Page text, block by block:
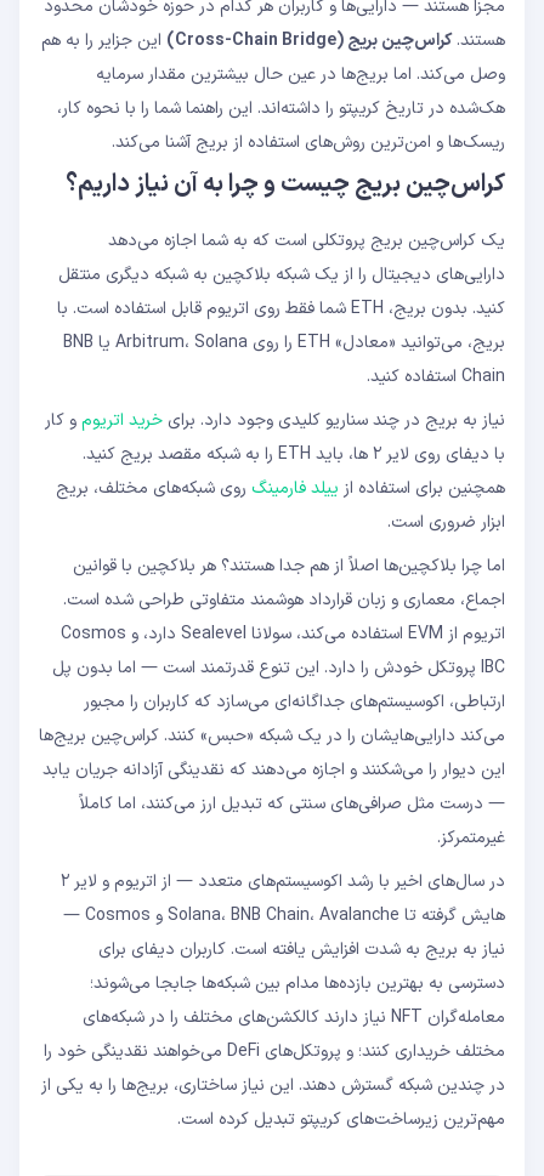
کراس‌چین بریج چیست؟
آیا بریج امن است؟
امن‌ترین بریج کدام است؟
چرا بریج از L2 به L1 ۷ روز طول می‌کشد؟
کارمزد بریج چقدر است؟
مجزا هستند — دارایی‌ها و کاربران هر کدام در حوزه خودشان محدود
هستند.کراس‌چین بریج (Cross-Chain Bridge)
این جزایر را به هم
وصل می‌کند. اما بریج‌ها در عین حال بیشترین مقدار سرمایه
هک‌شده در تاریخ کریپتو را داشته‌اند. این راهنما شما را با نحوه کار،
ریسک‌ها و امن‌ترین روش‌های استفاده از بریج آشنا می‌کند.
کراس‌چین بریج چیست و چرا به آن نیاز داریم؟
یک کراس‌چین بریج پروتکلی است که به شما اجازه می‌دهد
دارایی‌های دیجیتال را از یک شبکه بلاکچین به شبکه دیگری منتقل
کنید. بدون بریج، ETH شما فقط روی اتریوم قابل استفاده است. با
بریج، می‌توانید «معادل» ETH را روی Arbitrum، Solana یا BNB
Chain استفاده کنید.
نیاز به بریج در چند سناریو کلیدی وجود دارد. برای خرید اتریومو کار
با دیفای روی لایر ۲ ها، باید ETH را به شبکه مقصد بریج کنید.
همچنین برای استفاده از ییلد فارمینگ روی شبکه‌های مختلف، بریج
ابزار ضروری است.
اما چرا بلاکچین‌ها اصلاً از هم جدا هستند؟ هر بلاکچین با قوانین
اجماع، معماری و زبان قرارداد هوشمند متفاوتی طراحی شده است.
اتریوم از EVM استفاده می‌کند، سولانا Sealevel دارد، و Cosmos
IBC پروتکل خودش را دارد. این تنوع قدرتمند است — اما بدون پل
ارتباطی، اکوسیستم‌های جداگانه‌ای می‌سازد که کاربران را مجبور
می‌کند دارایی‌هایشان را در یک شبکه «حبس» کنند. کراس‌چین بریج‌ها
این دیوار را می‌شکنند و اجازه می‌دهند که نقدینگی آزادانه جریان یابد
— درست مثل صرافی‌های سنتی که تبدیل ارز می‌کنند، اما کاملاً
غیرمتمرکز.
در سال‌های اخیر با رشد اکوسیستم‌های متعدد — از اتریوم و لایر ۲
هایش گرفته تا Solana، BNB Chain، Avalanche و Cosmos —
نیاز به بریج به شدت افزایش یافته است. کاربران دیفای برای
دسترسی به بهترین بازده‌ها مدام بین شبکه‌ها جابجا می‌شوند؛
معامله‌گران NFT نیاز دارند کالکشن‌های مختلف را در شبکه‌های
مختلف خریداری کنند؛ و پروتکل‌های DeFi می‌خواهند نقدینگی خود را
در چندین شبکه گسترش دهند. این نیاز ساختاری، بریج‌ها را به یکی از
مهم‌ترین زیرساخت‌های کریپتو تبدیل کرده است.